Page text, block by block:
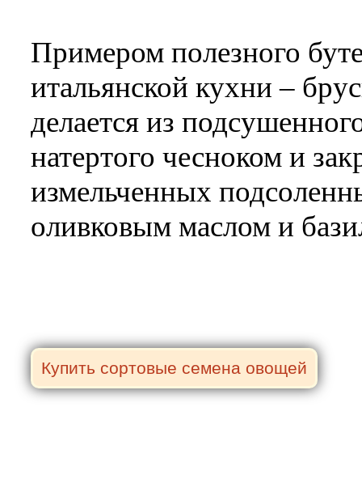
Примером полезного
итальянской кухни –
делается из
натертого чесноком и
измельченных
оливковым маслом и